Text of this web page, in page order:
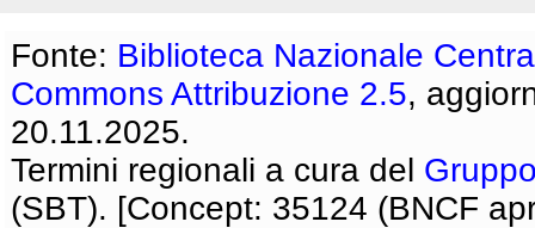
Fonte: Biblioteca Nazionale
Commons Attribuzione 2.5,
20.11.2025.
Termini regionali a cura del
(SBT). [Concept: 35124 (BNCF